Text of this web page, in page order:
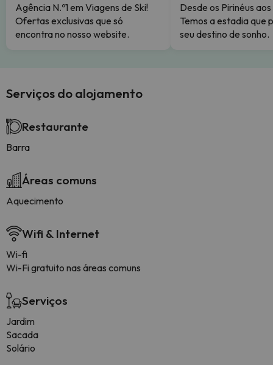
Agência N.º1 em Viagens de Ski!
Ofertas exclusivas que só
encontra no nosso website.
Desde os Pirinéus
Temos a estadia que
seu destino de sonho.
Serviços do alojamento
Restaurante
Barra
Áreas comuns
Aquecimento
Wifi & Internet
Wi-fi
Wi-Fi gratuito nas áreas comuns
Serviços
Jardim
Sacada
Solário